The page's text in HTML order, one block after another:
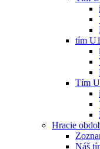
tím
Tím
Hracie
Náš